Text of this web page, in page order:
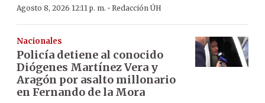
Agosto 8, 2026 12:11 p. m. · Redacción ÚH
Nacionales
Policía detiene al conocido
Diógenes Martínez Vera y
Aragón por asalto millonario
en Fernando de la Mora